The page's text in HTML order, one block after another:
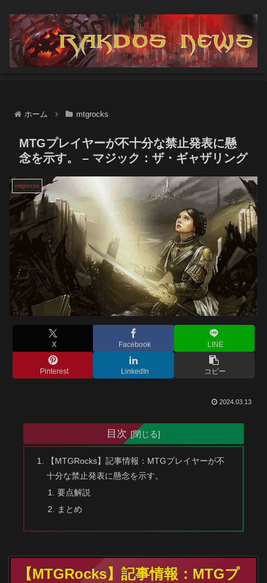
ホーム mtgrocks
MTGプレイヤーが不十分な禁止発表に懸
念を示す。 – マジック：ザ・ギャザリング
mtgrocks
X Facebook LINE
Pinterest LinkedIn コピー
2024.03.13
目次
【MTGRocks】記事情報：MTGプレイヤーが不
十分な禁止発表に懸念を示す。
要点解説
まとめ
【MTGRocks】記事情報：MTGプ